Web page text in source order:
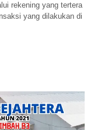
rekening yang tertera
yang dilakukan di